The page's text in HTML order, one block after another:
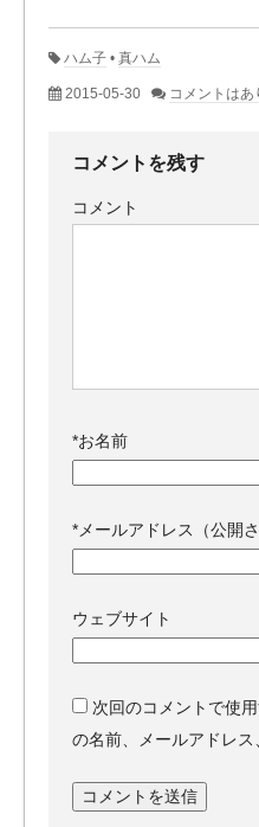
ハム子 • 真ハム
2015-05-30 コメントはあ
コメントを残す
コメント
*お名前
* メールアドレス（公開
ウェブサイト
次回のコメントで使
の名前、メールアドレス